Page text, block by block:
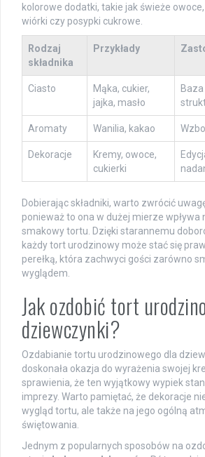
kolorowe dodatki, takie jak świeże
wiórki czy posypki cukrowe.
Rodzaj
składnika
Przykłady
Ciasto
Mąka, cukier,
jajka, masło
Aromaty Wanilia, kakao
Dekoracje
Kremy, owoce,
cukierki
Dobierając składniki, warto zwrócić
ponieważ to ona w dużej mierze
smakowy tortu. Dzięki starannemu
każdy tort urodzinowy może stać się
perełką, która zachwyci gości zarówno
wyglądem.
Jak ozdobić tort
dziewczynki?
Ozdabianie tortu urodzinowego dla
doskonała okazja do wyrażenia swojej
sprawienia, że ten wyjątkowy wypiek
imprezy. Warto pamiętać, że dekoracje
wygląd tortu, ale także na jego ogólną
świętowania.
Jednym z popularnych sposobów na